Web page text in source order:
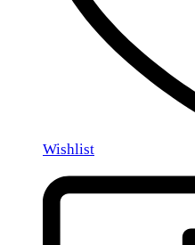
Wishlist